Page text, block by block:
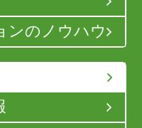
ンのノウハウ